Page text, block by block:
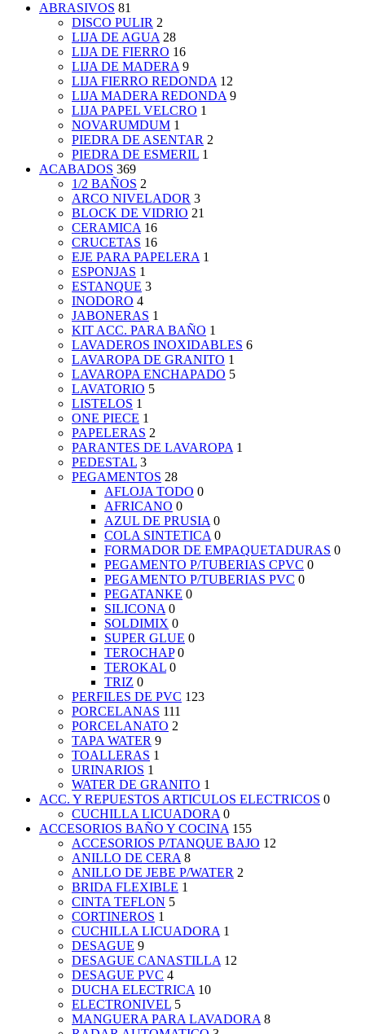
ABRASIVOS 81
DISCO PULIR 2
LIJA DE AGUA 28
LIJA DE FIERRO 16
LIJA DE MADERA 9
LIJA FIERRO REDONDA 12
LIJA MADERA REDONDA 9
LIJA PAPEL VELCRO 1
NOVARUMDUM 1
PIEDRA DE ASENTAR 2
PIEDRA DE ESMERIL 1
ACABADOS 369
1/2 BAÑOS 2
ARCO NIVELADOR 3
BLOCK DE VIDRIO 21
CERAMICA 16
CRUCETAS 16
EJE PARA PAPELERA 1
ESPONJAS 1
ESTANQUE 3
INODORO 4
JABONERAS 1
KIT ACC. PARA BAÑO 1
LAVADEROS INOXIDABLES 6
LAVAROPA DE GRANITO 1
LAVAROPA ENCHAPADO 5
LAVATORIO 5
LISTELOS 1
ONE PIECE 1
PAPELERAS 2
PARANTES DE LAVAROPA 1
PEDESTAL 3
PEGAMENTOS 28
AFLOJA TODO 0
AFRICANO 0
AZUL DE PRUSIA 0
COLA SINTETICA 0
FORMADOR DE EMPAQUETADURAS 0
PEGAMENTO P/TUBERIAS CPVC 0
PEGAMENTO P/TUBERIAS PVC 0
PEGATANKE 0
SILICONA 0
SOLDIMIX 0
SUPER GLUE 0
TEROCHAP 0
TEROKAL 0
TRIZ 0
PERFILES DE PVC 123
PORCELANAS 111
PORCELANATO 2
TAPA WATER 9
TOALLERAS 1
URINARIOS 1
WATER DE GRANITO 1
ACC. Y REPUESTOS ARTICULOS ELECTRICOS 0
CUCHILLA LICUADORA 0
ACCESORIOS BAÑO Y COCINA 155
ACCESORIOS P/TANQUE BAJO 12
ANILLO DE CERA 8
ANILLO DE JEBE P/WATER 2
BRIDA FLEXIBLE 1
CINTA TEFLON 5
CORTINEROS 1
CUCHILLA LICUADORA 1
DESAGUE 9
DESAGUE CANASTILLA 12
DESAGUE PVC 4
DUCHA ELECTRICA 10
ELECTRONIVEL 5
MANGUERA PARA LAVADORA 8